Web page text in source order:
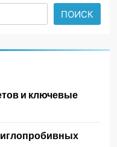
ПОИСК
и ключевые
иглопробивных